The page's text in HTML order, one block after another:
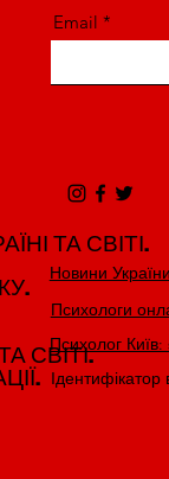
ТА СВІТІ.
СВІТІ.
ТА СВІТІ.
СВІТІ.
Email
Новини
Психологи
Психолог
Ідентифікатор